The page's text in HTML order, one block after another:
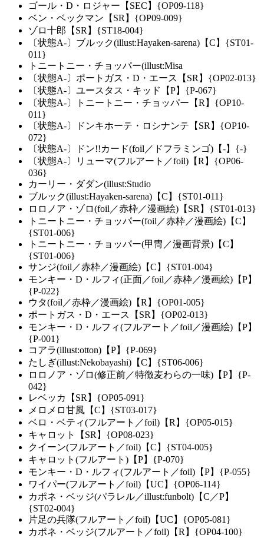
ゴール・D・ロジャー【SEC】{OP09-118}
ベン・ベックマン【SR】{OP09-009}
ゾロ十郎【SR】{ST18-004}
〔状態A-〕ブルック(illust:Hayaken-sarena)【C】{ST01-
011}
トニートニー・チョッパー(illust:Misa
〔状態A-〕ポートガス・D・エース【SR】{OP02-013}
〔状態A-〕ユースタス・キッド【P】{P-067}
〔状態A-〕トニートニー・チョッパー【R】{OP10-
011}
〔状態A-〕ドンキホーテ・ロシナンテ【SR】{OP10-
072}
〔状態A-〕ドン!!カード(foil／ドフラミンゴ)【-】{-}
〔状態A-〕リューマ(フルアート／foil)【R】{OP06-
036}
カーリー・ダダン(illust:Studio
ブルック(illust:Hayaken-sarena)【C】{ST01-011}
ロロノア・ゾロ(foil／赤枠／漫画絵)【SR】{ST01-013}
トニートニー・チョッパー(foil／赤枠／漫画絵)【C】
{ST01-006}
トニートニー・チョッパー(甲冑／漫画背景)【C】
{ST01-006}
サンジ(foil／赤枠／漫画絵)【C】{ST01-004}
モンキー・D・ルフィ(正面／foil／赤枠／漫画絵)【P】
{P-022}
ウタ(foil／赤枠／漫画絵)【R】{OP01-005}
ポートガス・D・エース【SR】{OP02-013}
モンキー・D・ルフィ(フルアート／foil／漫画絵)【P】
{P-001}
コアラ(illust:otton)【P】{P-069}
たしぎ(illust:Nekobayashi)【C】{ST06-006}
ロロノア・ゾロ(修正前／特徴麦わらの一味)【P】{P-
042}
レベッカ【SR】{OP05-091}
メロメロ甘風【C】{ST03-017}
ベロ・ベティ(フルアート／foil)【R】{OP05-015}
キャロット【SR】{OP08-023}
クイーン(フルアート／foil)【C】{ST04-005}
キャロット(フルアート)【P】{P-070}
モンキー・D・ルフィ(フルアート／foil)【P】{P-055}
ワイパー(フルアート／foil)【UC】{OP06-114}
カポネ・ベッジ(パラレル／illust:funbolt)【C／P】
{ST02-004}
片足の兵隊(フルアート／foil)【UC】{OP05-081}
カポネ・ベッジ(フルアート／foil)【R】{OP04-100}